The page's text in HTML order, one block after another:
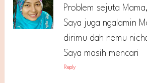
Problem sejuta
Saya juga ngalamin
dirimu dah nemu
Saya masih mencari
Reply